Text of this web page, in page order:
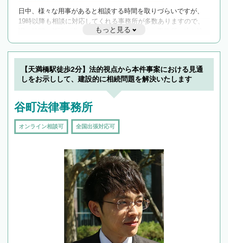
日中、様々な用事があると相談する時間を取りづらいですが、
19時以降も相談に対応してくれる事務所が多数ありますので、
遅い時間の相談が増えそうな場合はそのような事務所に絞り込
んで検索してみましょう。
19時以降TEL可の条件
を加えて再検索
もっと見る
【天満橋駅徒歩2分】法的視点から本件事案における見通
しをお示しして、建設的に相続問題を解決いたします
谷町法律事務所
オンライン相談可 全国出張対応可